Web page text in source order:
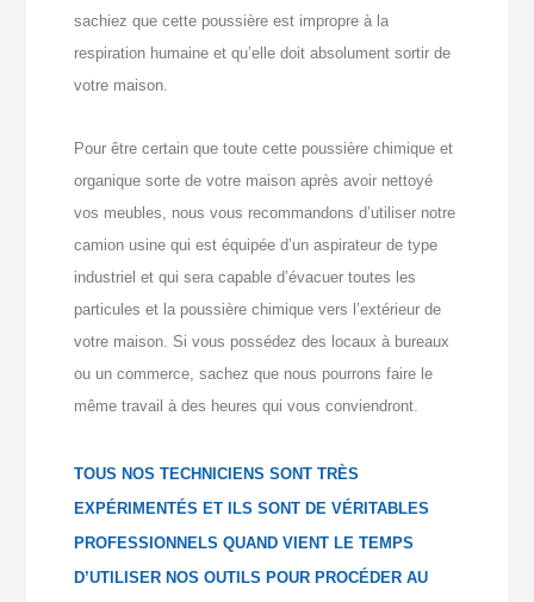
sachiez que cette poussière est impropre à la
respiration humaine et qu’elle doit absolument sortir de
votre maison.
Pour être certain que toute cette poussière chimique et
organique sorte de votre maison après avoir nettoyé
vos meubles, nous vous recommandons d’utiliser notre
camion usine qui est équipée d’un aspirateur de type
industriel et qui sera capable d’évacuer toutes les
particules et la poussière chimique vers l’extérieur de
votre maison. Si vous possédez des locaux à bureaux
ou un commerce, sachez que nous pourrons faire le
même travail à des heures qui vous conviendront.
TOUS NOS TECHNICIENS SONT TRÈS
EXPÉRIMENTÉS ET ILS SONT DE VÉRITABLES
PROFESSIONNELS QUAND VIENT LE TEMPS
D’UTILISER NOS OUTILS POUR PROCÉDER AU